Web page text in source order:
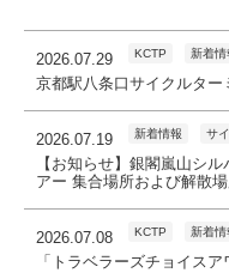
2026.07.29 KCTP 新着情
京都駅八条口サイクルタ
2026.07.19 新着情報 サ
【お知らせ】銀閣嵐山シ
アー 集合場所および解散
2026.07.08 KCTP 新着情
「トラベラーズチョイス